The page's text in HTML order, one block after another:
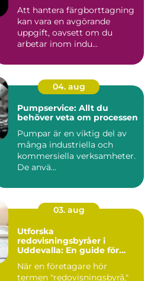
Att hantera färgborttagning
kan vara en avgörande
uppgift, oavsett om du
arbetar inom indu...
04. aug
Pumpservice: Allt du
behöver veta om processen
Pumpar är en viktig del av
många industriella och
kommersiella verksamheter.
De anvä...
03. aug
Utforska
redovisningsbyråer i
Uddevalla: En guide för
När en företagare hör
termen "redovisningsbyrå,"